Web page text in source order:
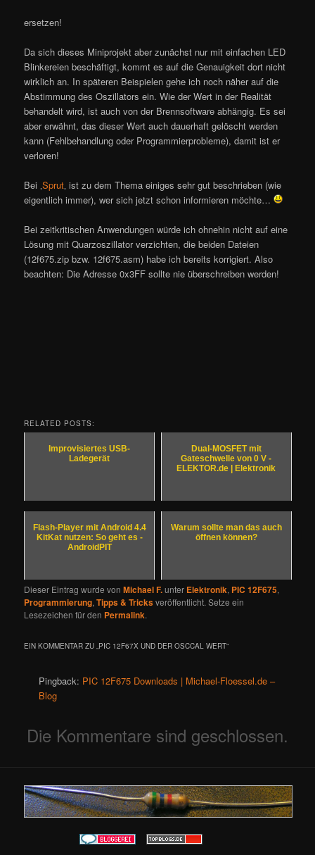
ersetzen!
Da sich dieses Miniprojekt aber zunächst nur mit einfachen LED
Blinkereien beschäftigt, kommt es auf die Genauigkeit dort nicht
wirklich an. In späteren Beispielen gehe ich noch näher auf die
Abstimmung des Oszillators ein. Wie der Wert in der Realität
behandelt wird, ist auch von der Brennsoftware abhängig. Es sei
aber erwähnt, das dieser Wert auch dauerhaft gelöscht werden
kann (Fehlbehandlung oder Programmierprobleme), damit ist er
verloren!
Bei ‚Sprut‚ ist zu dem Thema einiges sehr gut beschrieben (wie
eigentlich immer), wer sich jetzt schon informieren möchte…
Bei zeitkritischen Anwendungen würde ich ohnehin nicht auf eine
Lösung mit Quarzoszillator verzichten, die beiden Dateien
(12f675.zip bzw. 12f675.asm) habe ich bereits korrigiert. Also
beachten: Die Adresse 0x3FF sollte nie überschreiben werden!
RELATED POSTS:
Improvisiertes USB-
Ladegerät
Dual-MOSFET mit
Gateschwelle von 0 V -
ELEKTOR.de | Elektronik
Flash-Player mit Android 4.4
KitKat nutzen: So geht es -
AndroidPIT
Warum sollte man das auch
öffnen können?
Dieser Eintrag wurde vonMichael F.unter Elektronik, PIC 12F675,
Programmierung,Tipps & Tricksveröffentlicht. Setze ein
Lesezeichen für den Permalink.
EIN KOMMENTAR ZU „ PIC 12F67X UND DER OSCCAL WERT“
Pingback: PIC 12F675 Downloads | Michael-Floessel.de –
Blog
Die Kommentare sind geschlossen.